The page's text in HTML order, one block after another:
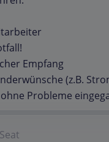
Empfang
(z.B.
Probleme
Seat